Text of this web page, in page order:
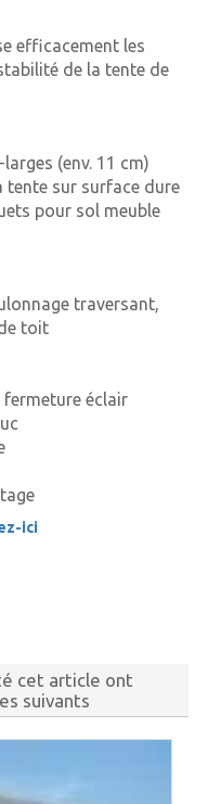
efficacement les
de la tente de
(env. 11 cm)
tente sur surface dure
pour sol meuble
traversant,
toit
éclair
ici
cet article ont
suivants